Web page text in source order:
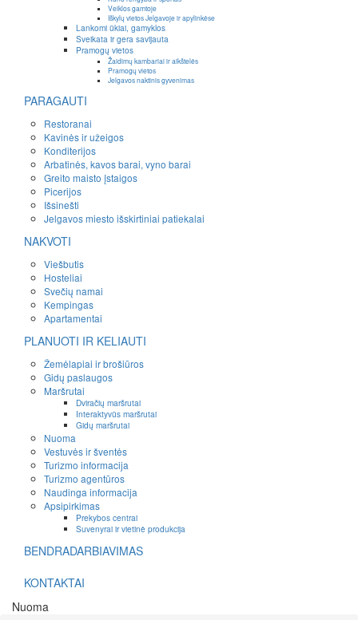
Veiklos gamtoje
Iškylų vietos Jelgavoje ir apylinkėse
Lankomi ūkiai, gamyklos
Sveikata ir gera savijauta
Pramogų vietos
Žaidimų kambariai ir aikštelės
Pramogų vietos
Jelgavos naktinis gyvenimas
PARAGAUTI
Restoranai
Kavinės ir užeigos
Konditerijos
Arbatinės, kavos barai, vyno barai
Greito maisto įstaigos
Picerijos
Išsinešti
Jelgavos miesto išskirtiniai patiekalai
NAKVOTI
Viešbutis
Hosteliai
Svečių namai
Kempingas
Apartamentai
PLANUOTI IR KELIAUTI
Žemėlapiai ir brošiūros
Gidų paslaugos
Maršrutai
Dviračių maršrutai
Interaktyvūs maršrutai
Gidų maršrutai
Nuoma
Vestuvės ir šventės
Turizmo informacija
Turizmo agentūros
Naudinga informacija
Apsipirkimas
Prekybos centrai
Suvenyrai ir vietinė produkcija
BENDRADARBIAVIMAS
KONTAKTAI
Nuoma